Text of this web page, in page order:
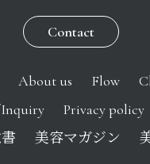
Contact
About us Flow
Privacy policy
美容マガジン